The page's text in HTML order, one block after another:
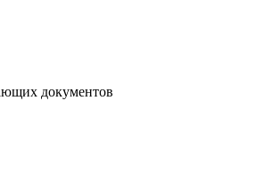
документов